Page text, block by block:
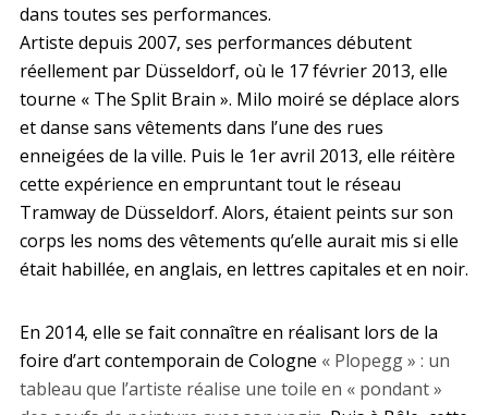
dans toutes ses performances.
Artiste depuis 2007, ses performances débutent
réellement par Düsseldorf, où le 17 février 2013, elle
tourne « The Split Brain ». Milo moiré se déplace alors
et danse sans vêtements dans l’une des rues
enneigées de la ville. Puis le 1er avril 2013, elle réitère
cette expérience en empruntant tout le réseau
Tramway de Düsseldorf. Alors, étaient peints sur son
corps les noms des vêtements qu’elle aurait mis si elle
était habillée, en anglais, en lettres capitales et en noir.
En 2014, elle se fait connaître en réalisant lors de la
foire d’art contemporain de Cologne « Plopegg » : un
tableau que l’artiste réalise une toile en « pondant »